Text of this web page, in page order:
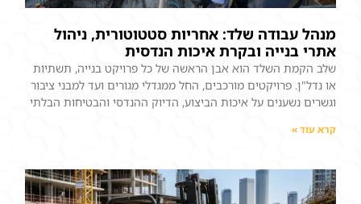
מנהל עבודה שלד: אחריות סטטוטורית, ניהול
אתרי בנייה ובקרת איכות הנדסית
שלב הקמת השלד הוא אבן הראשה של כל פרויקט בנייה, תשתיות
או נדל"ן. פרויקטים מורכבים, החל ממגדלי מגורים ועד למבני ציבור
וגשרים נשענים על איכות הביצוע, הדיוק ההנדסי והבטיחות הבלתי
קרא עוד »